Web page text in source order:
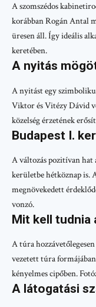
A szomszédos
korábban Rogán Antal
üresen áll. Így ideális
keretében.
A nyitás
A nyitást egy
Viktor és Vitézy Dávid
közelség érzetének
Budapest I.
A változás pozitívan hat
kerületbe hétköznap is.
megnövekedett
vonzó.
Mit kell tudnia
A túra
vezetett túra
kényelmes cipőben.
A látogatási